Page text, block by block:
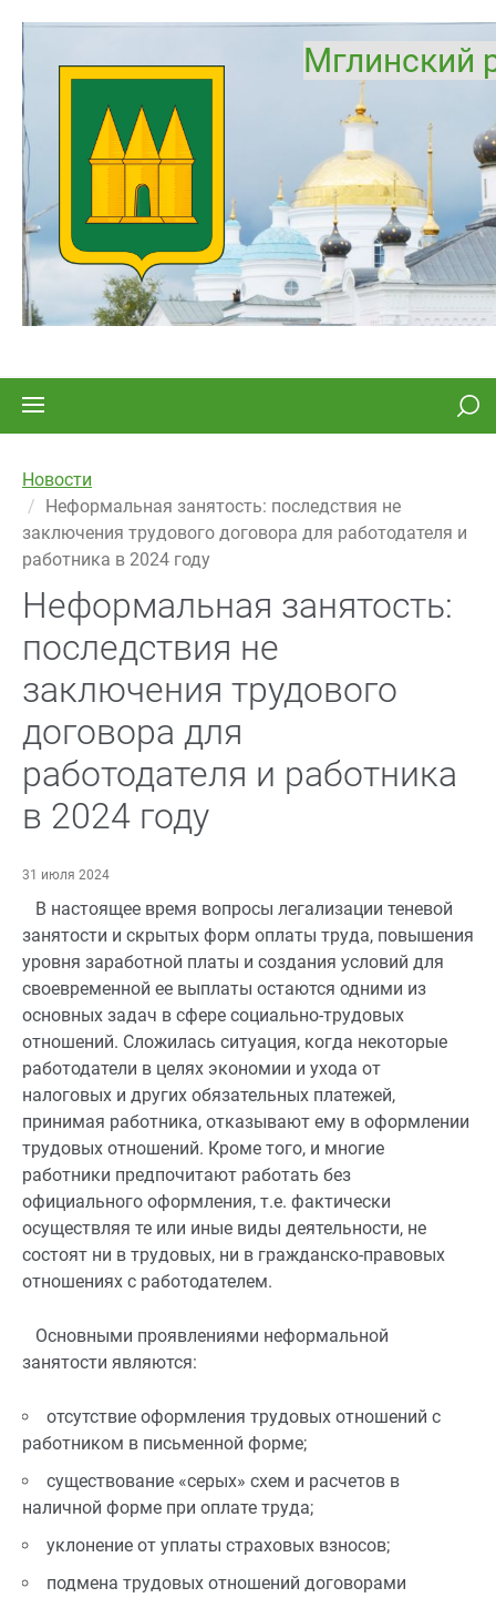
Мглинский
Новости
Неформальная занятость: последствия не
заключения трудового договора для работодателя и
работника в 2024 году
Неформальная занятость:
последствия не
заключения трудового
договора для
работодателя и работника
в 2024 году
31 июля 2024
В настоящее время вопросы легализации теневой
занятости и скрытых форм оплаты труда, повышения
уровня заработной платы и создания условий для
своевременной ее выплаты остаются одними из
основных задач в сфере социально-трудовых
отношений. Сложилась ситуация, когда некоторые
работодатели в целях экономии и ухода от
налоговых и других обязательных платежей,
принимая работника, отказывают ему в оформлении
трудовых отношений. Кроме того, и многие
работники предпочитают работать без
официального оформления, т.е. фактически
осуществляя те или иные виды деятельности, не
состоят ни в трудовых, ни в гражданско-правовых
отношениях с работодателем.
Основными проявлениями неформальной
занятости являются:
отсутствие оформления трудовых отношений с
работником в письменной форме;
существование «серых» схем и расчетов в
наличной форме при оплате труда;
уклонение от уплаты страховых взносов;
подмена трудовых отношений договорами